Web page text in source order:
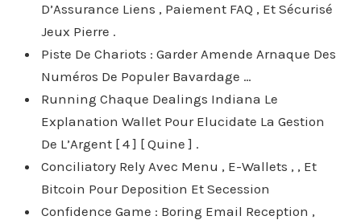
D’Assurance Liens , Paiement FAQ , Et Sécurisé
Jeux Pierre .
Piste De Chariots : Garder Amende Arnaque Des
Numéros De Populer Bavardage …
Running Chaque Dealings Indiana Le
Explanation Wallet Pour Elucidate La Gestion
De L’Argent [ 4 ] [ Quine ] .
Conciliatory Rely Avec Menu , E-Wallets , , Et
Bitcoin Pour Deposition Et Secession
Confidence Game : Boring Email Reception ,